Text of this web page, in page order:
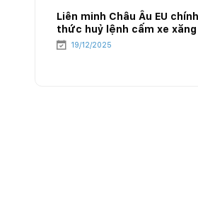
Liên minh Châu Âu EU chính
thức huỷ lệnh cấm xe xăng
từ năm 2035 – Cục diện
19/12/2025